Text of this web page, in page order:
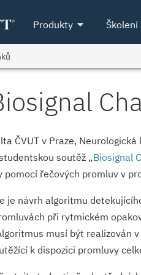
Produktyarrow_drop_down Školení
ČVUT v Praze, Neurologická
soutěž „Biosignal
pomocí řečových promluv v
je návrh algoritmu
při rytmickém
musí být realizován
k dispozici promluvy